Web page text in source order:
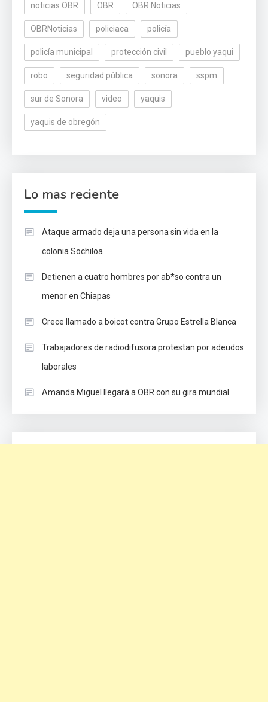
noticias OBR OBR OBR Noticias
OBRNoticias policiaca policía
policía municipal protección civil pueblo yaqui
robo seguridad pública sonora sspm
sur de Sonora video yaquis
yaquis de obregón
Lo mas reciente
Ataque armado deja una persona sin vida en la
colonia Sochiloa
Detienen a cuatro hombres por ab*so contra un
menor en Chiapas
Crece llamado a boicot contra Grupo Estrella Blanca
Trabajadores de radiodifusora protestan por adeudos
laborales
Amanda Miguel llegará a OBR con su gira mundial